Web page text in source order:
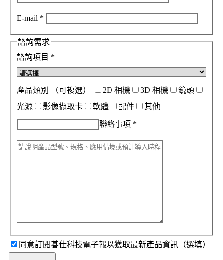
E-mail *
諮詢需求
諮詢項目 *
產品類別 （可複選） 2D 相機 3D 相機
鏡頭
光源
影像擷取卡 軟體 配件 其他
聯絡事項 *
同意訂閱碁仕科技電子報以獲取最新產品資訊（選填）